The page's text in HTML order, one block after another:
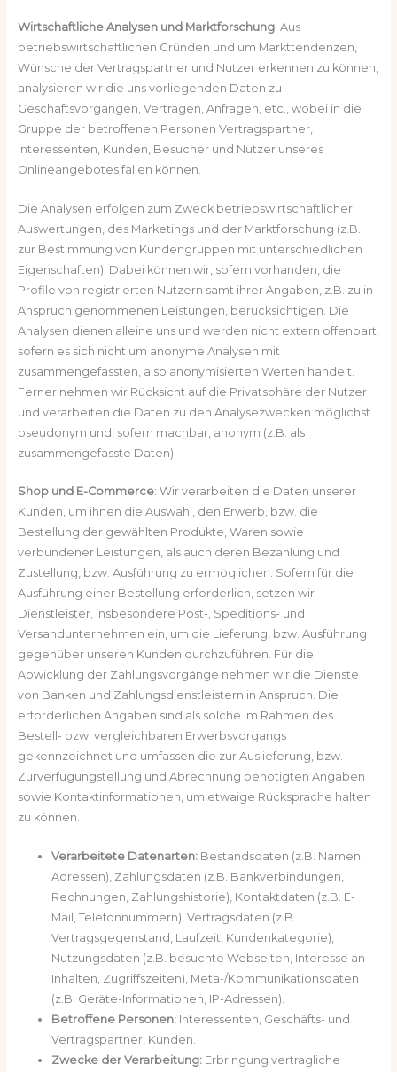
Wirtschaftliche Analysen und Marktforschung: Aus
betriebswirtschaftlichen Gründen und um Markttendenzen,
Wünsche der Vertragspartner und Nutzer erkennen zu können,
analysieren wir die uns vorliegenden Daten zu
Geschäftsvorgängen, Verträgen, Anfragen, etc., wobei in die
Gruppe der betroffenen Personen Vertragspartner,
Interessenten, Kunden, Besucher und Nutzer unseres
Onlineangebotes fallen können.
Die Analysen erfolgen zum Zweck betriebswirtschaftlicher
Auswertungen, des Marketings und der Marktforschung (z.B.
zur Bestimmung von Kundengruppen mit unterschiedlichen
Eigenschaften). Dabei können wir, sofern vorhanden, die
Profile von registrierten Nutzern samt ihrer Angaben, z.B. zu in
Anspruch genommenen Leistungen, berücksichtigen. Die
Analysen dienen alleine uns und werden nicht extern offenbart,
sofern es sich nicht um anonyme Analysen mit
zusammengefassten, also anonymisierten Werten handelt.
Ferner nehmen wir Rücksicht auf die Privatsphäre der Nutzer
und verarbeiten die Daten zu den Analysezwecken möglichst
pseudonym und, sofern machbar, anonym (z.B. als
zusammengefasste Daten).
Shop und E-Commerce: Wir verarbeiten die Daten unserer
Kunden, um ihnen die Auswahl, den Erwerb, bzw. die
Bestellung der gewählten Produkte, Waren sowie
verbundener Leistungen, als auch deren Bezahlung und
Zustellung, bzw. Ausführung zu ermöglichen. Sofern für die
Ausführung einer Bestellung erforderlich, setzen wir
Dienstleister, insbesondere Post-, Speditions- und
Versandunternehmen ein, um die Lieferung, bzw. Ausführung
gegenüber unseren Kunden durchzuführen. Für die
Abwicklung der Zahlungsvorgänge nehmen wir die Dienste
von Banken und Zahlungsdienstleistern in Anspruch. Die
erforderlichen Angaben sind als solche im Rahmen des
Bestell- bzw. vergleichbaren Erwerbsvorgangs
gekennzeichnet und umfassen die zur Auslieferung, bzw.
Zurverfügungstellung und Abrechnung benötigten Angaben
sowie Kontaktinformationen, um etwaige Rücksprache halten
zu können.
Verarbeitete Datenarten:Bestandsdaten (z.B. Namen,
Adressen), Zahlungsdaten (z.B. Bankverbindungen,
Rechnungen, Zahlungshistorie), Kontaktdaten (z.B. E-
Mail, Telefonnummern), Vertragsdaten (z.B.
Vertragsgegenstand, Laufzeit, Kundenkategorie),
Nutzungsdaten (z.B. besuchte Webseiten, Interesse an
Inhalten, Zugriffszeiten), Meta-/Kommunikationsdaten
(z.B. Geräte-Informationen, IP-Adressen).
Betroffene Personen:Interessenten, Geschäfts- und
Vertragspartner, Kunden.
Zwecke der Verarbeitung:Erbringung vertragliche